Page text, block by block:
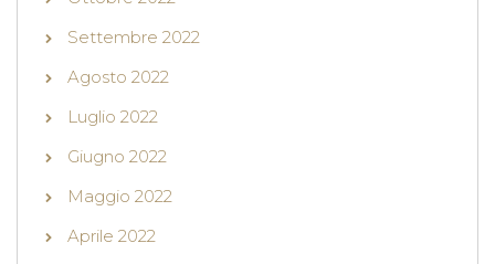
Settembre 2022
Agosto 2022
Luglio 2022
Giugno 2022
Maggio 2022
Aprile 2022